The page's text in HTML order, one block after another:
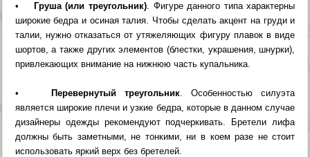
• Груша (или треугольник). Фигуре данного типа характерны
широкие бедра и осиная талия. Чтобы сделать акцент на груди и
талии, нужно отказаться от утяжеляющих фигуру плавок в виде
шортов, а также других элементов (блестки, украшения, шнурки),
привлекающих внимание на нижнюю часть купальника.
• Перевернутый треугольник. Особенностью силуэта
является широкие плечи и узкие бедра, которые в данном случае
дизайнеры одежды рекомендуют подчеркивать. Бретели лифа
должны быть заметными, не тонкими, ни в коем разе не стоит
использовать яркий верх без бретелей.